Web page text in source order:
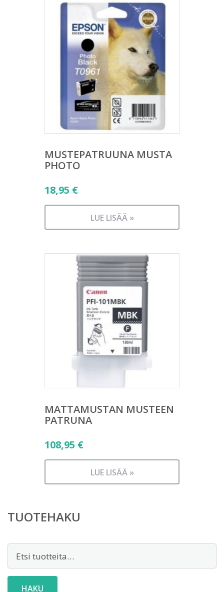
MUSTEPATRUUNA MUSTA
PHOTO
18,95 €
LUE LISÄÄ »
MATTAMUSTAN MUSTEEN
PATRUNA
108,95 €
LUE LISÄÄ »
TUOTEHAKU
HAKU